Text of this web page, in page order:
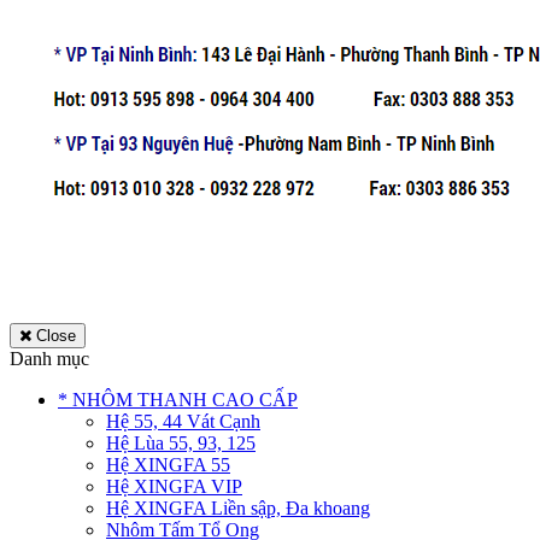
Close
Danh mục
* NHÔM THANH CAO CẤP
Hệ 55, 44 Vát Cạnh
Hệ Lùa 55, 93, 125
Hệ XINGFA 55
Hệ XINGFA VIP
Hệ XINGFA Liền sập, Đa khoang
Nhôm Tấm Tổ Ong